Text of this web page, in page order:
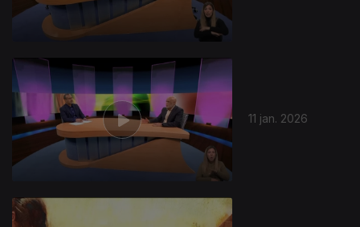
11 jan. 2026